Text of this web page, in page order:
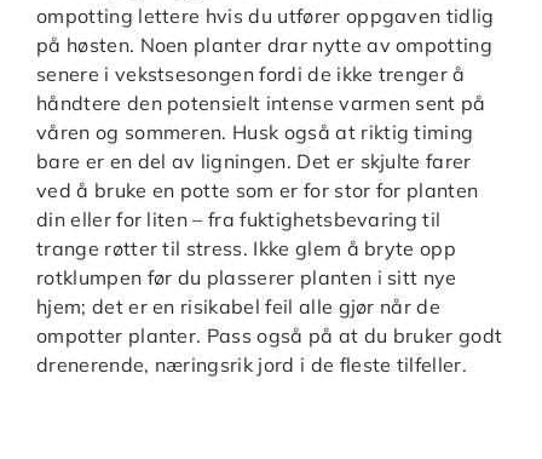
ompotting lettere hvis du utfører oppgaven tidlig
på høsten. Noen planter drar nytte av ompotting
senere i vekstsesongen fordi de ikke trenger å
håndtere den potensielt intense varmen sent på
våren og sommeren. Husk også at riktig timing
bare er en del av ligningen. Det er skjulte farer
ved å bruke en potte som er for stor for planten
din eller for liten – fra fuktighetsbevaring til
trange røtter til stress. Ikke glem å bryte opp
rotklumpen før du plasserer planten i sitt nye
hjem; det er en risikabel feil alle gjør når de
ompotter planter. Pass også på at du bruker godt
drenerende, næringsrik jord i de fleste tilfeller.